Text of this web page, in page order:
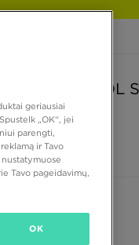
OLD SKOOL
€
geriausiai
„OK“, jei
parengti,
ir Tavo
Tavo pageidavimų,
OK